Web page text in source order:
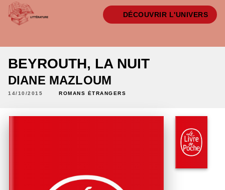
DÉCOUVRIR L'UNIVERS
BEYROUTH, LA NUIT
DIANE MAZLOUM
14/10/2015 ROMANS ÉTRANGERS